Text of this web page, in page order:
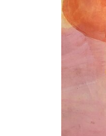
Павлова
лет,